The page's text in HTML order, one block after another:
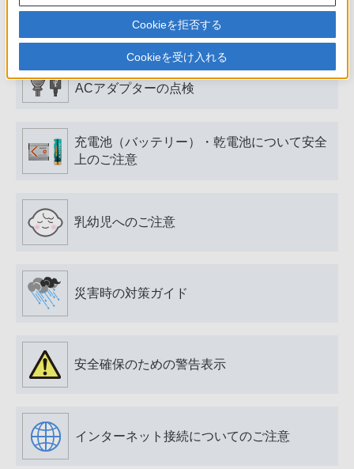
愛情点検のおすすめ
電源プラグ・コード、USB端子・ケーブル、
ACアダプターの点検
充電池（バッテリー）・乾電池について安全
上のご注意
乳幼児へのご注意
災害時の対策ガイド
安全確保のための警告表示
インターネット接続についてのご注意
Cookieを拒否する
Cookieを受け入れる